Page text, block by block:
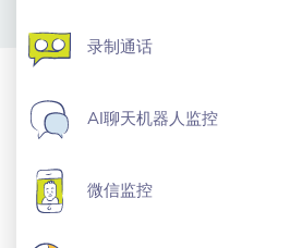
录制通话
AI聊天机器人监控
微信监控